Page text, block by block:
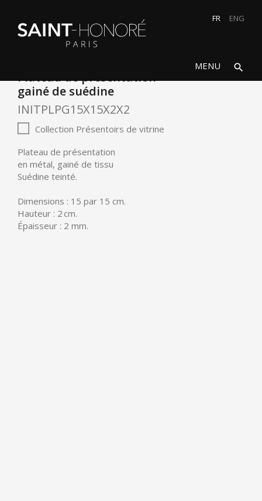
FR ENG
MENU search
Plateau de présentation
gainé de suédine
INITPLPG15X15X2X2
Collection Présentoirs de vitrine
Plateau de présentation
en métal, gainé de tissu
Suédine teinté.
Dimensions : 15 par 15 cm.
Hauteur : 2 cm.
Épaisseur : 2 mm.